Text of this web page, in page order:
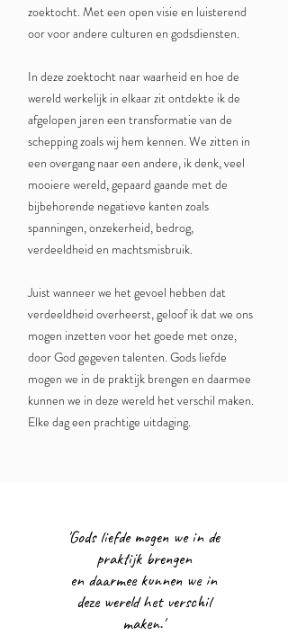
zoektocht. Met een open visie en luisterend
oor voor andere culturen en godsdiensten.
In deze zoektocht naar waarheid en hoe de
wereld werkelijk in elkaar zit ontdekte ik de
afgelopen jaren een transformatie van de
schepping zoals wij hem kennen. We zitten in
een overgang naar een andere, ik denk, veel
mooiere wereld, gepaard gaande met de
bijbehorende negatieve kanten zoals
spanningen, onzekerheid, bedrog,
verdeeldheid en machtsmisbruik.
Juist wanneer we het gevoel hebben dat
verdeeldheid overheerst, geloof ik dat we ons
mogen inzetten voor het goede met onze,
door God gegeven talenten. Gods liefde
mogen we in de praktijk brengen en daarmee
kunnen we in deze wereld het verschil maken.
Elke dag een prachtige uitdaging.
'Gods liefde mogen we in de
praktijk brengen
en daarmee kunnen we in
deze wereld het verschil
maken.'